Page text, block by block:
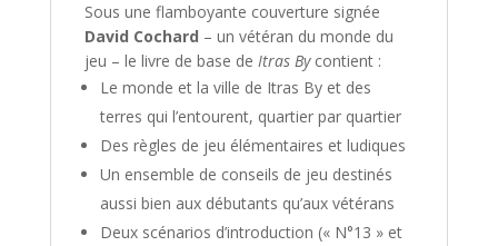
Sous une flamboyante couverture signée
David Cochard – un vétéran du monde du
jeu – le livre de base de Itras Bycontient :
Le monde et la ville de Itras By et des
terres qui l’entourent, quartier par quartier
Des règles de jeu élémentaires et ludiques
Un ensemble de conseils de jeu destinés
aussi bien aux débutants qu’aux vétérans
Deux scénarios d’introduction (« N°13 » et